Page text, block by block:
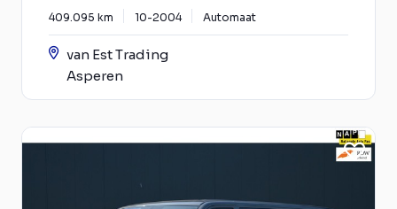
409.095 km 10-2004 Automaat
van Est Trading
Asperen